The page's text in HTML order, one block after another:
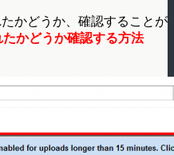
かどうか、確認することが
かどうか確認する方法